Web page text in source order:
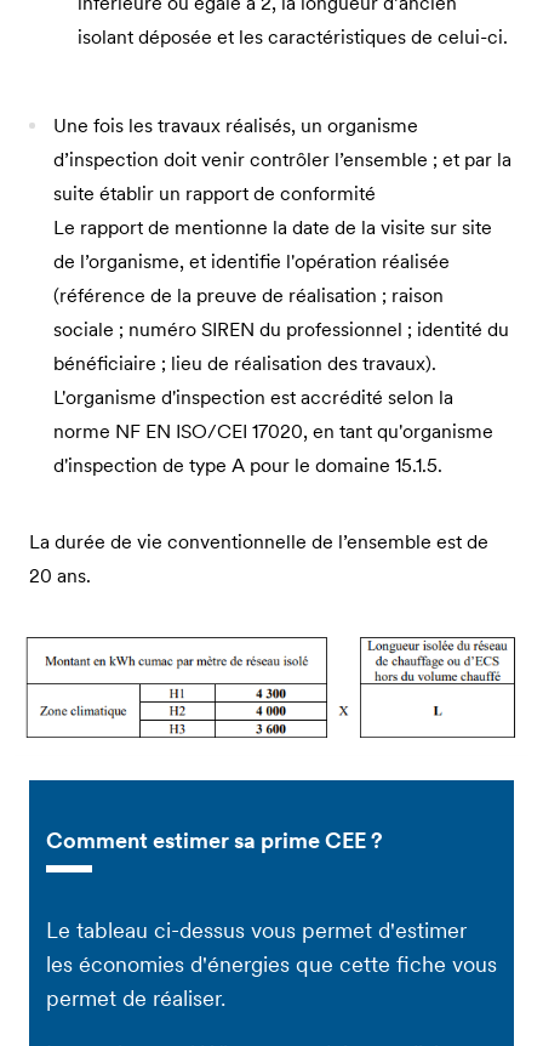
isolant déposée et les caractéristiques de celui-ci.
Une fois les travaux réalisés, un organisme
d’inspection doit venir contrôler l’ensemble ; et par la
suite établir un rapport de conformité
Le rapport de mentionne la date de la visite sur site
de l’organisme, et identifie l'opération réalisée
(référence de la preuve de réalisation ; raison
sociale ; numéro SIREN du professionnel ; identité du
bénéficiaire ; lieu de réalisation des travaux).
L'organisme d'inspection est accrédité selon la
norme NF EN ISO/CEI 17020, en tant qu'organisme
d'inspection de type A pour le domaine 15.1.5.
La durée de vie conventionnelle de l’ensemble est de
20 ans.
Comment estimer sa prime CEE ?
Le tableau ci-dessus vous permet d'estimer
les économies d'énergies que cette fiche vous
permet de réaliser.